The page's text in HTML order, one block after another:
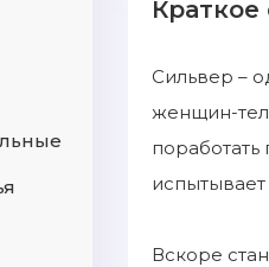
Сильвер –
женщин-
Вскоре